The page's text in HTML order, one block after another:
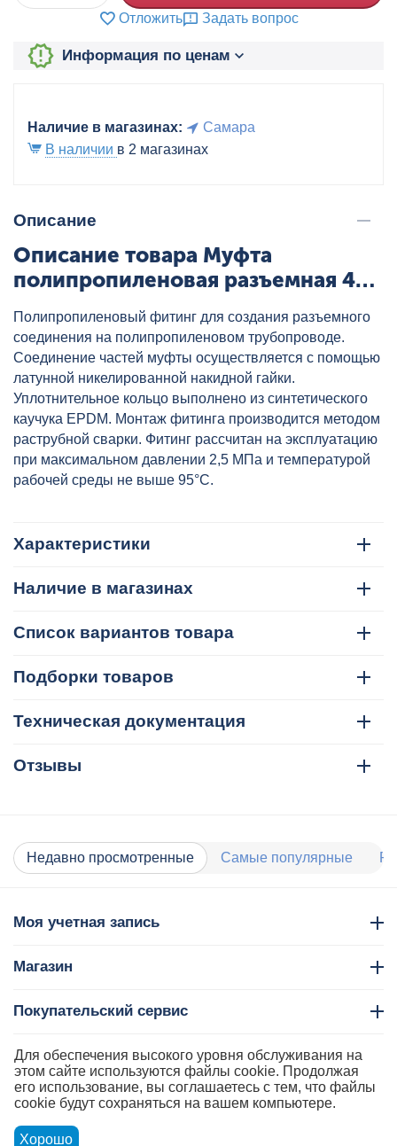
Отложить Задать вопрос
Информация по ценам
Наличие в магазинах:
Самара
В наличии в 2 магазинах
Описание
Описание товара Муфта
полипропиленовая разъемная 40
бел. VALTEC, артикул:
VTp.763.0.040
Полипропиленовый фитинг для создания разъемного
соединения на полипропиленовом трубопроводе.
Соединение частей муфты осуществляется с помощью
латунной никелированной накидной гайки.
Уплотнительное кольцо выполнено из синтетического
каучука EPDM. Монтаж фитинга производится методом
раструбной сварки. Фитинг рассчитан на эксплуатацию
при максимальном давлении 2,5 МПа и температурой
рабочей среды не выше 95°C.
Характеристики
Наличие в магазинах
Список вариантов товара
Подборки товаров
Техническая документация
Отзывы
Недавно просмотренные Самые популярные
Моя учетная запись
Магазин
Покупательский сервис
Контакты
Для обеспечения высокого уровня обслуживания на
этом сайте используются файлы cookie. Продолжая
его использование, вы соглашаетесь с тем, что файлы
cookie будут сохраняться на вашем компьютере.
Хорошо